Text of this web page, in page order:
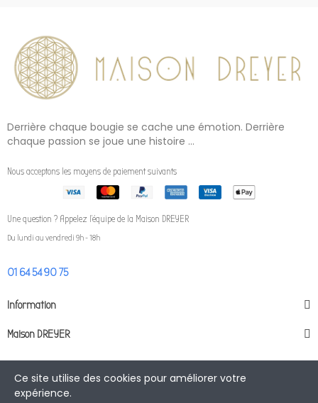
Derrière chaque bougie se cache une émotion. Derrière
chaque passion se joue une histoire ...
Nous acceptons les moyens de paiement suivants
Une question ? Appelez l'équipe de la Maison DREYER
Du lundi au vendredi 9h - 18h
01 64 54 90 75
Information
Maison DREYER
Copyright © 2023 Maison DREYER - Tous droits réservés - Site
Ce site utilise des cookies pour améliorer votre
expérience.